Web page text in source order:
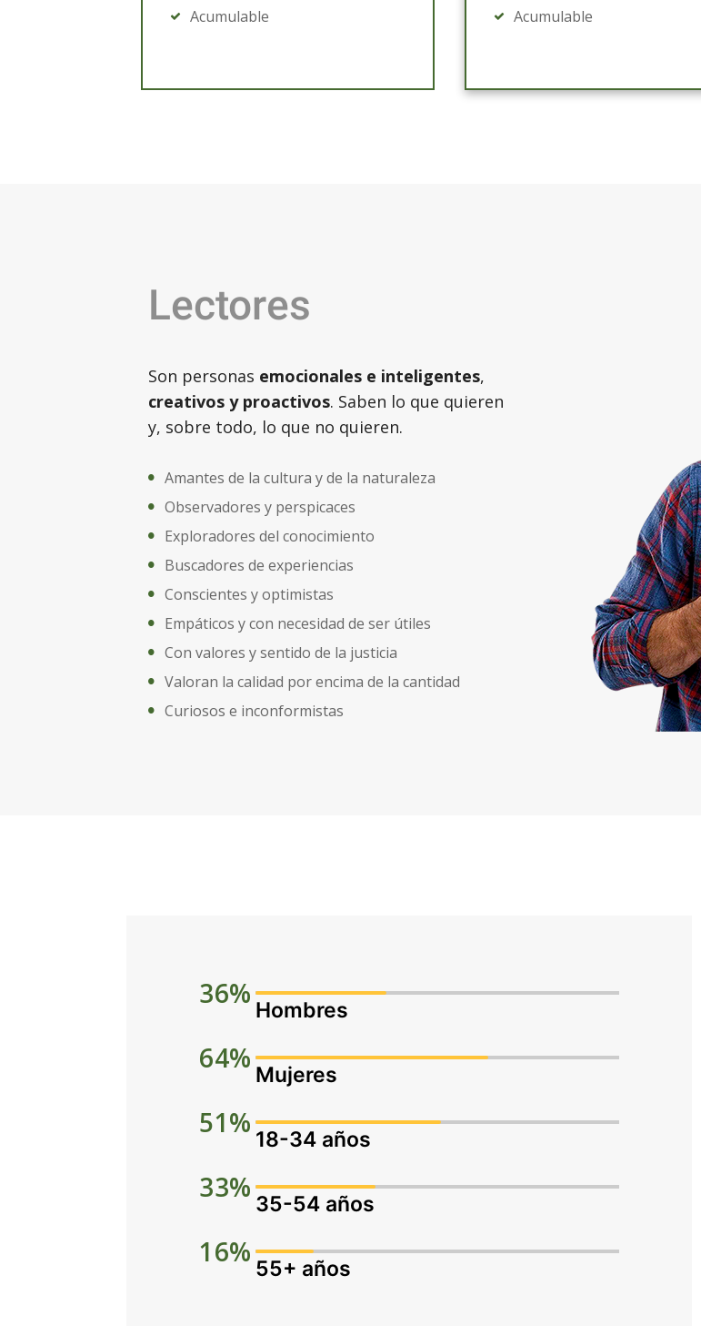
Acumulable
Acumulable
Lectores
Son personas emocionales e inteligentes,
creativos y proactivos. Saben lo que quieren
y, sobre todo, lo que no quieren.
Amantes de la cultura y de la naturaleza
Observadores y perspicaces
Exploradores del conocimiento
Buscadores de experiencias
Conscientes y optimistas
Empáticos y con necesidad de ser útiles
Con valores y sentido de la justicia
Valoran la calidad por encima de la cantidad
Curiosos e inconformistas
36% Hombres
64% Mujeres
51% 18-34 años
33% 35-54 años
16% 55+ años